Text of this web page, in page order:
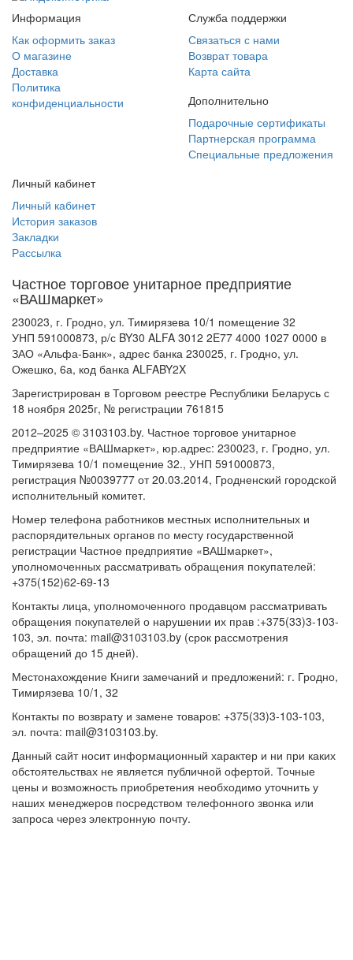
Информация
Как оформить заказ
О магазине
Доставка
Политика
конфиденциальности
Служба поддержки
Связаться с нами
Возврат товара
Карта сайта
Дополнительно
Подарочные сертификаты
Партнерская программа
Специальные предложения
Личный кабинет
Личный кабинет
История заказов
Закладки
Рассылка
Частное торговое унитарное предприятие
«ВАШмаркет»
230023, г. Гродно, ул. Тимирязева 10/1 помещение 32
УНП 591000873, р/с BY30 ALFA 3012 2E77 4000 1027 0000 в
ЗАО «Альфа-Банк», адрес банка 230025, г. Гродно, ул.
Ожешко, 6а, код банка ALFABY2X
Зарегистрирован в Торговом реестре Республики Беларусь с
18 ноября 2025г, № регистрации 761815
2012–2025 © 3103103.by. Частное торговое унитарное
предприятие «ВАШмаркет», юр.адрес: 230023, г. Гродно, ул.
Тимирязева 10/1 помещение 32., УНП 591000873,
регистрация №0039777 от 20.03.2014, Гродненский городской
исполнительный комитет.
Номер телефона работников местных исполнительных и
распорядительных органов по месту государственной
регистрации Частное предприятие «ВАШмаркет»,
уполномоченных рассматривать обращения покупателей:
+375(152)62-69-13
Контакты лица, уполномоченного продавцом рассматривать
обращения покупателей о нарушении их прав :+375(33)3-103-
103, эл. почта: mail@3103103.by (срок рассмотрения
обращений до 15 дней).
Местонахождение Книги замечаний и предложений: г. Гродно,
Тимирязева 10/1, 32
Контакты по возврату и замене товаров: +375(33)3-103-103,
эл. почта: mail@3103103.by.
Данный сайт носит информационный характер и ни при каких
обстоятельствах не является публичной офертой. Точные
цены и возможность приобретения необходимо уточнить у
наших менеджеров посредством телефонного звонка или
запроса через электронную почту.